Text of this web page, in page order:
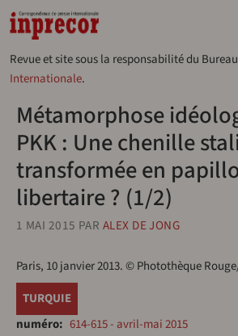
Aller au contenu principal
Revue et site sous la responsabilité du
Internationale.
Métamorphose
PKK : Une chenille
transformée en
libertaire ? (1/2)
1 MAI 2015 PAR ALEX DE JONG
Paris, 10 janvier 2013. © Photothèque
TURQUIE
numéro
614-615 - avril-mai 2015